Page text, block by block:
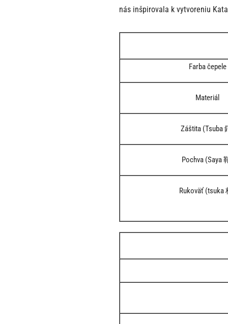
nás inšpirovala k vytvoreniu
Farba čepele
Materiál
Záštita (Tsuba
Pochva (Saya
Rukoväť (tsuka